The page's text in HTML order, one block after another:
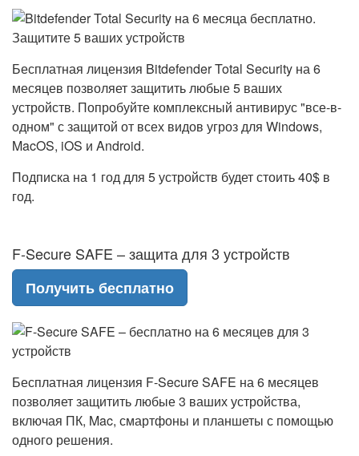
Бесплатная лицензия Bitdefender Total Security на 6
месяцев позволяет защитить любые 5 ваших
устройств. Попробуйте комплексный антивирус "все-в-
одном" с защитой от всех видов угроз для Windows,
MacOS, iOS и Android.
Подписка на 1 год для 5 устройств будет стоить 40$ в
год.
F-Secure SAFE – защита для 3 устройств
Получить бесплатно
Бесплатная лицензия F-Secure SAFE на 6 месяцев
позволяет защитить любые 3 ваших устройства,
включая ПК, Mac, смартфоны и планшеты с помощью
одного решения.